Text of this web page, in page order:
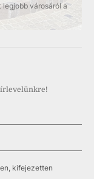
városáról a
kifejezetten